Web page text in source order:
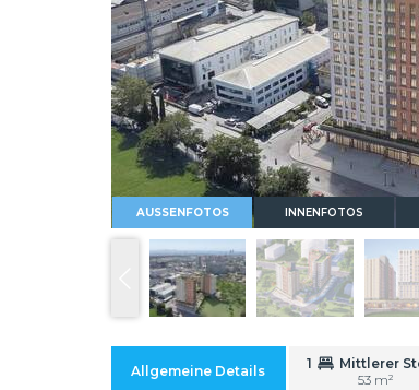
AUSSENFOTOS INNENFOTOS
Allgemeine Details 1
Mittlerer
53 m²